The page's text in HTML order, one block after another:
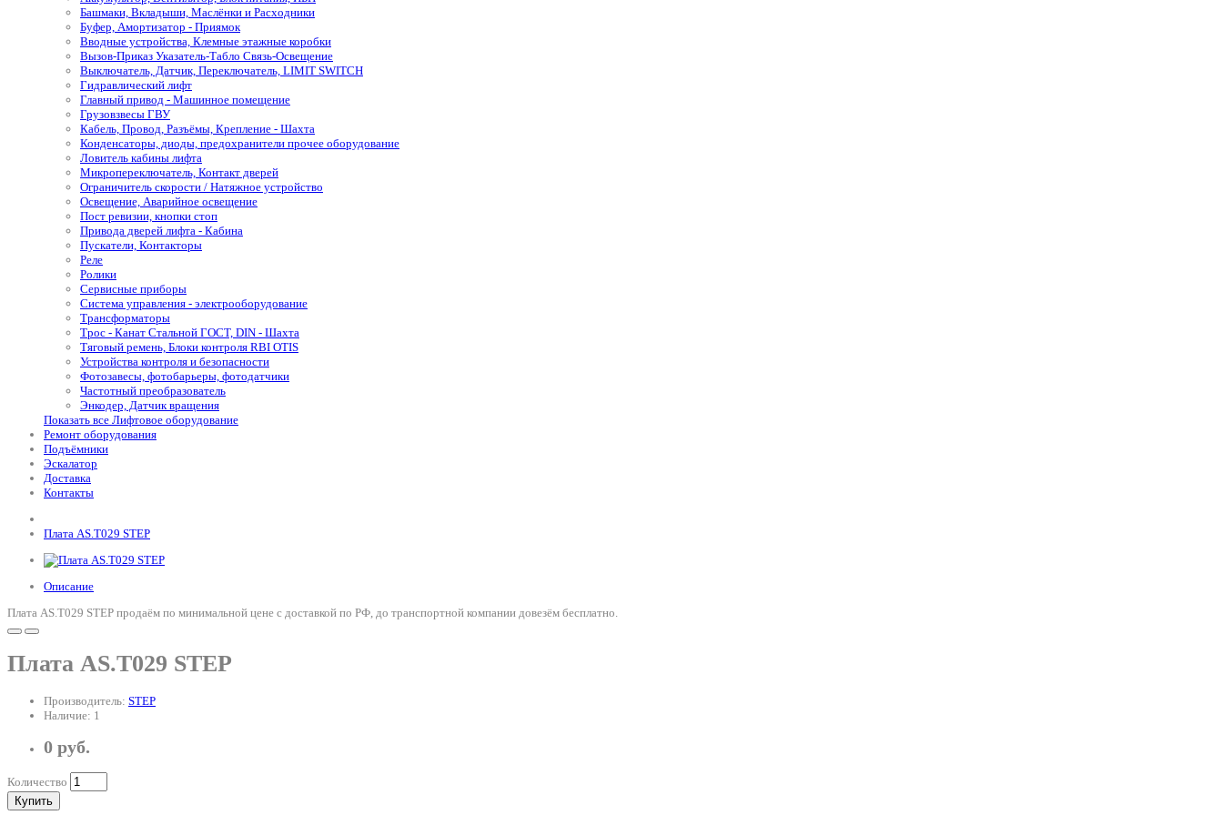
Башмаки, Вкладыши, Маслёнки и Расходники
Буфер, Амортизатор - Приямок
Вводные устройства, Клемные этажные коробки
Вызов-Приказ Указатель-Табло Связь-Освещение
Выключатель, Датчик, Переключатель, LIMIT SWITCH
Гидравлический лифт
Главный привод - Машинное помещение
Грузовзвесы ГВУ
Кабель, Провод, Разъёмы, Крепление - Шахта
Конденсаторы, диоды, предохранители прочее оборудование
Ловитель кабины лифта
Микропереключатель, Контакт дверей
Ограничитель скорости / Натяжное устройство
Освещение, Аварийное освещение
Пост ревизии, кнопки стоп
Привода дверей лифта - Кабина
Пускатели, Контакторы
Реле
Ролики
Сервисные приборы
Система управления - электрооборудование
Трансформаторы
Трос - Канат Стальной ГОСТ, DIN - Шахта
Тяговый ремень, Блоки контроля RBI OTIS
Устройства контроля и безопасности
Фотозавесы, фотобарьеры, фотодатчики
Частотный преобразователь
Энкодер, Датчик вращения
Показать все Лифтовое оборудование
Ремонт оборудования
Подъёмники
Эскалатор
Доставка
Контакты
Плата AS.T029 STEP
Описание
Плата AS.T029 STEP продаём по минимальной цене с доставкой по РФ, до транспортной компании довезём бесплатно.
Плата AS.T029 STEP
Производитель: STEP
Наличие: 1
0 руб.
Количество
Купить